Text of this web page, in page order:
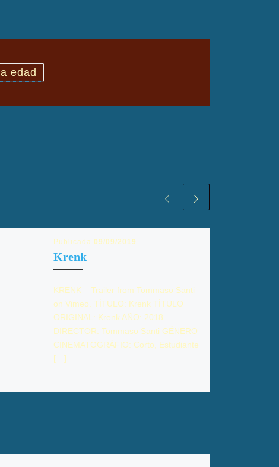
edad
Publicada 09/09/2019
Krenk
KRENK – Trailer from Tommaso Santi
on Vimeo. TÍTULO: Krenk TÍTULO
ORIGINAL: Krenk AÑO: 2018
DIRECTOR: Tommaso Santi GÉNERO
CINEMATOGRÁFIO: Corto, Estudiante
[…]